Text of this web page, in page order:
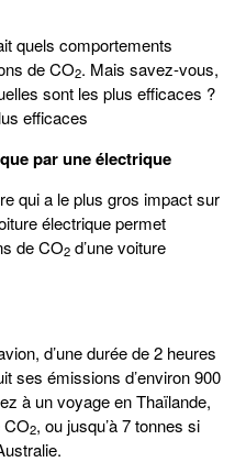
quels comportements
de CO2. Mais savez-vous,
sont les plus efficaces ?
efficaces
par une électrique
qui a le plus gros impact sur
électrique permet
de CO2 d’une voiture
d’une durée de 2 heures
ses émissions d’environ 900
à un voyage en Thaïlande,
CO2, ou jusqu’à 7 tonnes si